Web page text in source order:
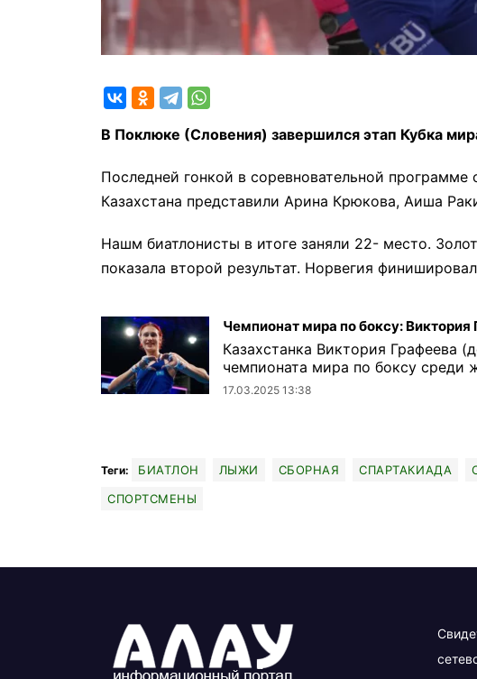
В Поклюке (Словения) завершился этап Кубка
Последней гонкой в соревновательной
Казахстана представили Арина Крюкова, Аиша
Нашм биатлонисты в итоге заняли 22- место.
показала второй результат. Норвегия
Чемпионат мира по боксу:
Казахстанка Виктория Графеева
чемпионата мира по боксу среди
17.03.2025 13:38
Теги: БИАТЛОН ЛЫЖИ СБОРНАЯ СПАРТАКИАДА
СПОРТСМЕНЫ